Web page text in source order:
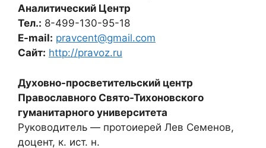
Аналитический Центр
Тел.: 8-499-130-95-18
E-mail: pravcent@gmail.com
Сайт: http://pravoz.ru
Духовно-просветительский центр
Православного Свято-Тихоновского
гуманитарного университета
Руководитель — протоиерей Лев Семенов,
доцент, к. ист. н.